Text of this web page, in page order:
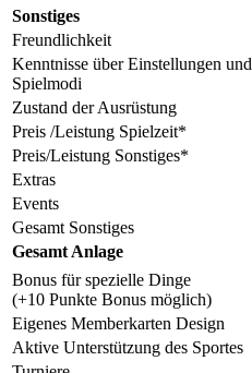
Sonstiges
Freundlichkeit
Kenntnisse über Einstellungen und
Spielmodi
Zustand der Ausrüstung
Preis /Leistung Spielzeit*
Preis/Leistung Sonstiges*
Extras
Events
Gesamt Sonstiges
Gesamt Anlage
Bonus für spezielle Dinge
(+10 Punkte Bonus möglich)
Eigenes Memberkarten Design
Aktive Unterstützung des Sportes